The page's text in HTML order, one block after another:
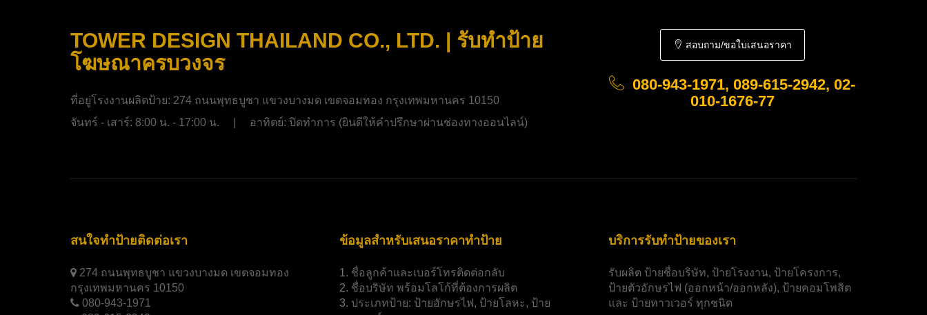
TOWER DESIGN THAILAND CO., LTD. | รับทำป้าย
โฆษณาครบวงจร
ที่อยู่โรงงานผลิตป้าย: 274 ถนนพุทธบูชา แขวงบางมด เขตจอมทอง กรุงเทพมหานคร 10150
จันทร์ - เสาร์: 8:00 น. - 17:00 น. | อาทิตย์: ปิดทำการ (ยินดีให้คำปรึกษาผ่านช่องทางออนไลน์)
สอบถาม/ขอใบเสนอราคา
080-943-1971, 089-615-2942, 02-
010-1676-77
สนใจทำป้ายติดต่อเรา
274 ถนนพุทธบูชา แขวงบางมด เขตจอมทอง
กรุงเทพมหานคร 10150
080-943-1971
ข้อมูลสำหรับเสนอราคาทำป้าย
1. ชื่อลูกค้าและเบอร์โทรติดต่อกลับ
2. ชื่อบริษัท พร้อมโลโก้ที่ต้องการผลิต
3. ประเภทป้าย: ป้ายอักษรไฟ, ป้ายโลหะ, ป้าย
บริการรับทำป้ายของเรา
รับผลิต ป้ายชื่อบริษัท, ป้ายโรงงาน, ป้ายโครงการ,
ป้ายตัวอักษรไฟ (ออกหน้า/ออกหลัง), ป้ายคอมโพสิต
และ ป้ายทาวเวอร์ ทุกชนิด